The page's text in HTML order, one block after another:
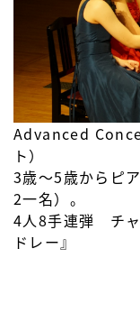
Advanced
ト）
3歳～5歳からピ
2一名）。
4人8手連弾 チャ
ドレー』